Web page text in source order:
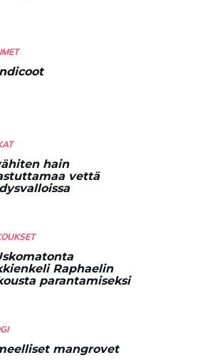
hain
vettä
Raphaelin
parantamiseksi
mangrovet